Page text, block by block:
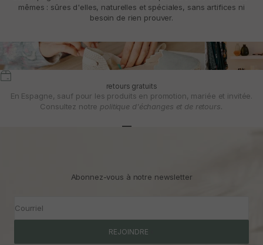
mêmes : sûres d'elles, naturelles et spéciales, sans artifices ni
besoin de rien prouver.
retours gratuits
En Espagne, sauf pour les produits en promotion, mariée et invitée.
Consultez notre politique d'échanges et de retours.
Abonnez-vous à notre newsletter
Courriel
REJOINDRE